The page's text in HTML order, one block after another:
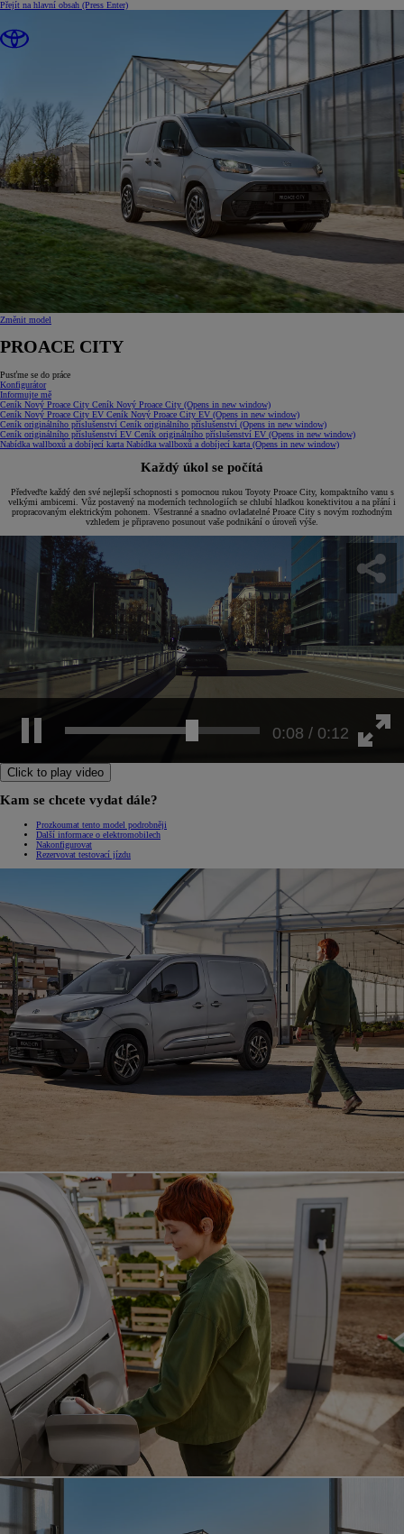
Přejít na hlavní obsah (Press Enter)
Změnit model
PROACE CITY
Pusťme se do práce
Konfigurátor
Informujte mě
Ceník Nový Proace City Ceník Nový Proace City (Opens in new window)
Ceník Nový Proace City EV Ceník Nový Proace City EV (Opens in new window)
Ceník originálního příslušenství Ceník originálního příslušenství (Opens in new window)
Ceník originálního příslušenství EV Ceník originálního příslušenství EV (Opens in new window)
Nabídka wallboxů a dobíjecí karta Nabídka wallboxů a dobíjecí karta (Opens in new window)
Každý úkol se počítá
Předveďte každý den své nejlepší schopnosti s pomocnou rukou Toyoty Proace City, kompaktního vanu s
velkými ambicemi. Vůz postavený na moderních technologiích se chlubí hladkou konektivitou a na přání i
propracovaným elektrickým pohonem. Všestranné a snadno ovladatelné Proace City s novým rozhodným
vzhledem je připraveno posunout vaše podnikání o úroveň výše.
0:11 / 0:12
Click to play video
Kam se chcete vydat dále?
Prozkoumat tento model podrobněji
Další informace o elektromobilech
Nakonfigurovat
Rezervovat testovací jízdu